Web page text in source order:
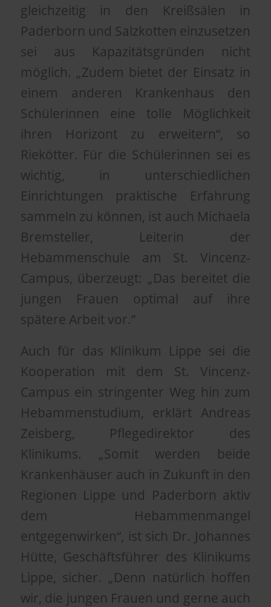
gleichzeitig in den Kreißsälen in
Paderborn und Salzkotten einzusetzen
sei aus Kapazitätsgründen nicht
möglich. „Zudem bietet der Einsatz in
einem anderen Krankenhaus den
Schülerinnen eine tolle Möglichkeit
ihren Horizont zu erweitern“, so
Riekötter. Für die Schülerinnen sei es
wichtig, in unterschiedlichen
Einrichtungen praktische Erfahrung
sammeln zu können, ist auch Michaela
Bremsteller, Leiterin der
Hebammenschule am St. Vincenz-
Campus, überzeugt: „Das bereitet die
jungen Frauen optimal auf ihre
spätere Arbeit vor.“
Auch für das Klinikum Lippe sei die
Kooperation mit dem St. Vincenz-
Campus ein stringenter Weg hin zum
Hebammenstudium, erklärt Andreas
Zeisberg, Pflegedirektor des
Klinikums. „Somit werden beide
Krankenhäuser auch in Zukunft in den
Regionen Lippe und Paderborn aktiv
dem Hebammenmangel
entgegenwirken“, ist sich Dr. Johannes
Hütte, Geschäftsführer des Klinikums
Lippe, sicher. „Denn natürlich hoffen
wir, die jungen Frauen und gerne auch